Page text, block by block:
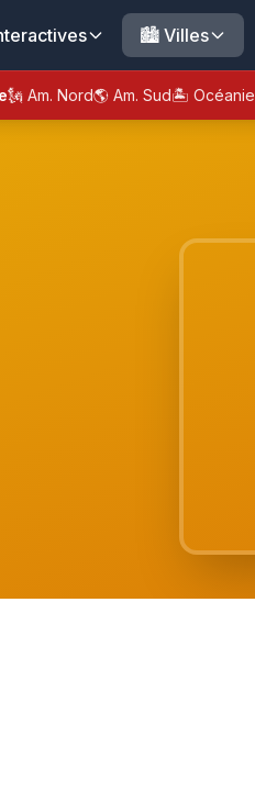
🏙️ Villes
🗽 Am. Nord🌎 Am. Sud🏝️ Océanie